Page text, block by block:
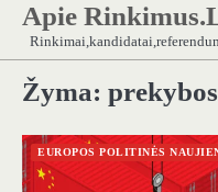
Skip
content
Apie
Žyma: prekybos
EUROPOS POLITINĖS